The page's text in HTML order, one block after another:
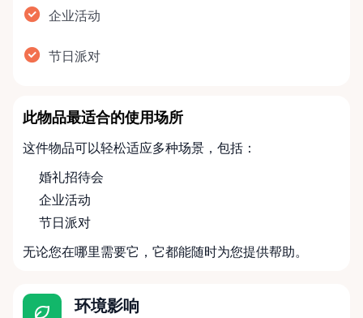
企业活动
节日派对
此物品最适合的使用场所
这件物品可以轻松适应多种场景，包括：
婚礼招待会
企业活动
节日派对
无论您在哪里需要它，它都能随时为您提供帮助。
环境影响